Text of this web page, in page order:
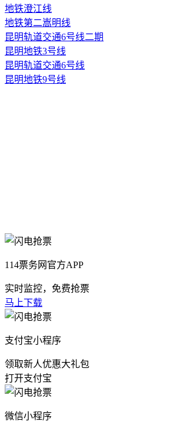
地铁澄江线
地铁第二嵩明线
昆明轨道交通6号线二期
昆明地铁3号线
昆明轨道交通6号线
昆明地铁9号线
114票务网官方APP
实时监控，免费抢票
马上下载
支付宝小程序
领取新人优惠大礼包
打开支付宝
微信小程序